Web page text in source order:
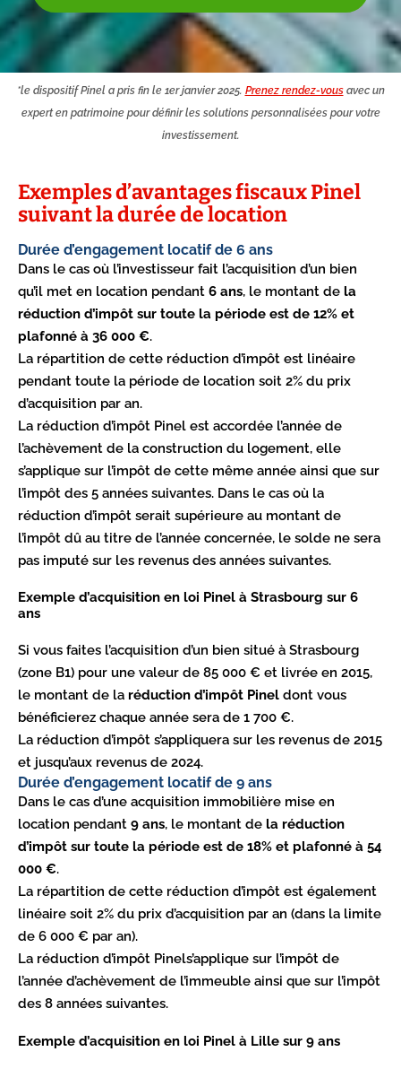
*le dispositif Pinel a pris fin le 1er janvier 2025. Prenez rendez-vousavec un
expert en patrimoine pour définir les solutions personnalisées pour votre
investissement.
Exemples d’avantages fiscaux Pinel
suivant la durée de location
Durée d’engagement locatif de 6 ans
Dans le cas où l’investisseur fait l’acquisition d’un bien
qu’il met en location pendant 6 ans, le montant de la
réduction d’impôt sur toute la période est de 12% et
plafonné à 36 000 €.
La répartition de cette réduction d’impôt est linéaire
pendant toute la période de location soit 2% du prix
d’acquisition par an.
La réduction d’impôt Pinel est accordée l’année de
l’achèvement de la construction du logement, elle
s’applique sur l’impôt de cette même année ainsi que sur
l’impôt des 5 années suivantes. Dans le cas où la
réduction d’impôt serait supérieure au montant de
l’impôt dû au titre de l’année concernée, le solde ne sera
pas imputé sur les revenus des années suivantes.
Exemple d’acquisition en loi Pinel à Strasbourg sur 6
ans
Si vous faites l’acquisition d’un bien situé à Strasbourg
(zone B1) pour une valeur de 85 000 € et livrée en 2015,
le montant de la réduction d’impôt Pinel dont vous
bénéficierez chaque année sera de 1 700 €.
La réduction d’impôt s’appliquera sur les revenus de 2015
et jusqu’aux revenus de 2024.
Durée d’engagement locatif de 9 ans
Dans le cas d’une acquisition immobilière mise en
location pendant 9 ans, le montant de la réduction
d’impôt sur toute la période est de 18% et plafonné à 54
000 €.
La répartition de cette réduction d’impôt est également
linéaire soit 2% du prix d’acquisition par an (dans la limite
de 6 000 € par an).
La réduction d’impôt Pinels’applique sur l’impôt de
l’année d’achèvement de l’immeuble ainsi que sur l’impôt
des 8 années suivantes.
Exemple d’acquisition en loi Pinel à Lille sur 9 ans